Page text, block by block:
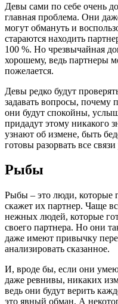
Девы сами по себе очень
главная проблема. Они
могут обмануть и
стараются находить
100 %. Но чрезвычайная
хорошему, ведь партнеры
пожелается.
Девы редко будут
задавать вопросы, почему
они будут спокойны,
придадут этому никакого
узнают об измене, быть
готовы разорвать все
Рыбы
Рыбы – это люди, которые
скажет их партнер. Чаще
нежных людей, которые
своего партнера. Но они
даже имеют привычку
анализировать сказанное.
И, вроде бы, если они
даже ревнивы, никаких
ведь они будут верить
это явный обман. А